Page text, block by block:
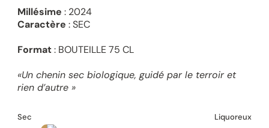
Millésime : 2024
Caractère : SEC
Format: BOUTEILLE 75 CL
«Un chenin sec biologique, guidé par le terroir et
rien d’autre »
Sec Liquoreux